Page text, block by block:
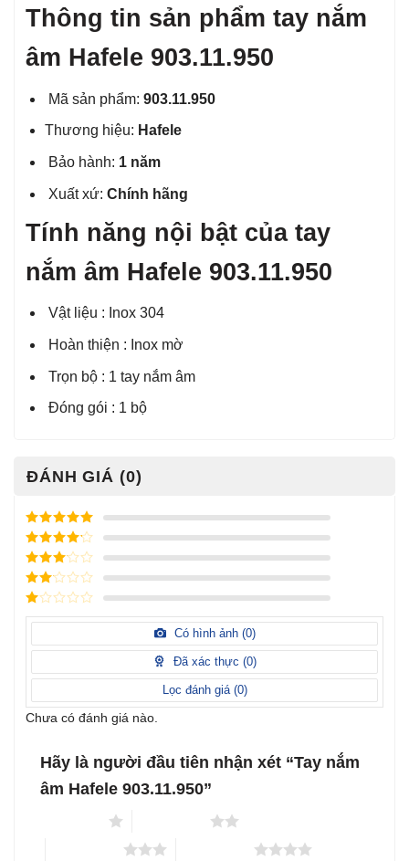
Thông tin sản phẩm tay nắm
âm Hafele 903.11.950
Mã sản phẩm: 903.11.950
Thương hiệu: Hafele
Bảo hành: 1 năm
Xuất xứ: Chính hãng
Tính năng nội bật của tay
nắm âm Hafele 903.11.950
Vật liệu : Inox 304
Hoàn thiện : Inox mờ
Trọn bộ : 1 tay nắm âm
Đóng gói : 1 bộ
ĐÁNH GIÁ (0)
Được xếp
hạng
5
5
sao
Được xếp
hạng
4
5
sao
Được
xếp
hạng3
5 sao
Được
hạng
sao
Được
hạng
1
sao
Có hình ảnh (0)
Đã xác thực (0)
Lọc đánh giá (0)
Chưa có đánh giá nào.
Hãy là người đầu tiên nhận xét “Tay nắm
âm Hafele 903.11.950”